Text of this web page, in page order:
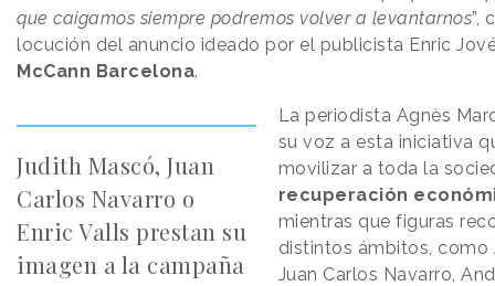
que caigamos siempre podremos volver a levantarnos”,
locución del anuncio ideado por el publicista Enric
McCann Barcelona.
Judith Mascó, Juan
Carlos Navarro o
Enric Valls prestan su
imagen a la campaña
La periodista Agnès
su voz a esta iniciativa
movilizar a toda la
recuperación
mientras que figuras
distintos ámbitos, como
Juan Carlos Navarro,